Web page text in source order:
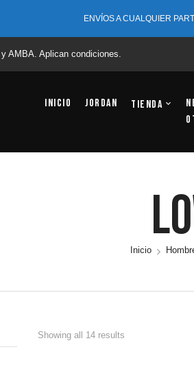
ENVÍOS A CUALQUIER
AMBA. Aplican condiciones.
Inicio Jordan Tienda
Inicio
Showing all 14 results